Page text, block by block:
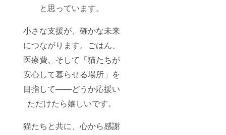
と思っています。
小さな支援が、確かな未来
につながります。ごはん、
医療費、そして「猫たちが
安心して暮らせる場所」を
目指して——どうか応援い
ただけたら嬉しいです。
猫たちと共に、心から感謝